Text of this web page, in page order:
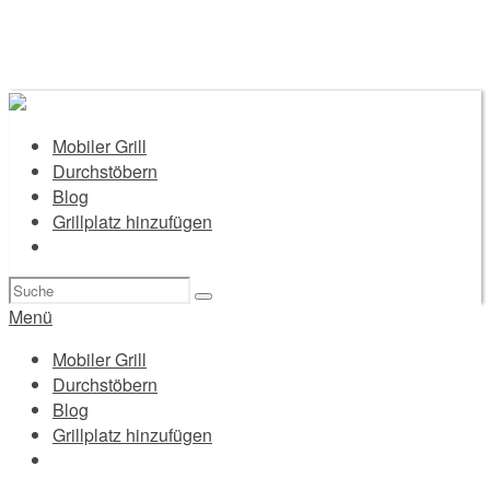
Mobiler Grill
Durchstöbern
Blog
Grillplatz hinzufügen
Suchen
nach:
Menü
Mobiler Grill
Durchstöbern
Blog
Grillplatz hinzufügen